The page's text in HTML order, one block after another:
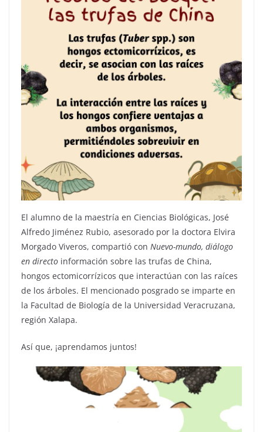
El alumno de la maestría en Ciencias Biológicas, José
Alfredo Jiménez Rubio, asesorado por la doctora Elvira
Morgado Viveros, compartió con Nuevo-mundo, diálogo
en directo información sobre las trufas de China,
hongos ectomicorrízicos que interactúan con las raíces
de los árboles. El mencionado posgrado se imparte en
la Facultad de Biología de la Universidad Veracruzana,
región Xalapa.
Así que, ¡aprendamos juntos!